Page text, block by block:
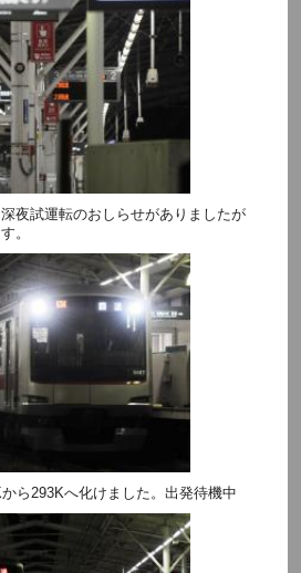
夜試運転のおしらせがありましたが
。
ら293Kへ化けました。出発待機中